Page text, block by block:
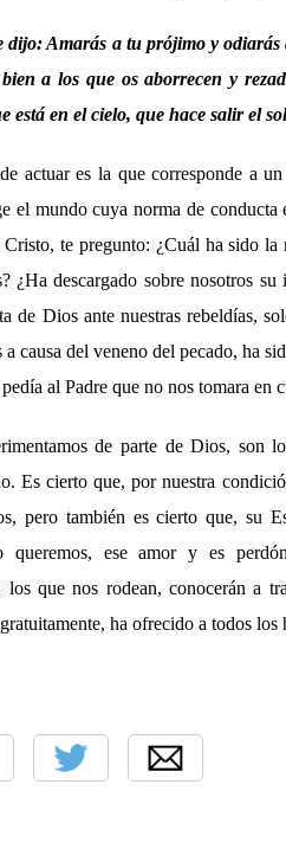
dijo: Amarás a tu prójimo y
a los que os aborrecen y
está en el cielo, que hace salir el
actuar es la que corresponde a
el mundo cuya norma de conducta
te pregunto: ¿Cuál ha sido la
¿Ha descargado sobre nosotros
de Dios ante nuestras rebeldías,
causa del veneno del pecado, ha
al Padre que no nos tomara en
de parte de Dios, son
Es cierto que, por nuestra
pero también es cierto que, su
ese amor y es
que nos rodean, conocerán a
ha ofrecido a todos los